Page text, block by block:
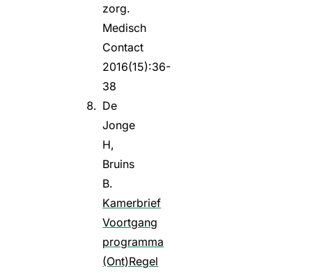
zorg.
Medisch
Contact
2016(15):36-
38
De
Jonge
H,
Bruins
B.
Kamerbrief
Voortgang
programma
(Ont)Regel